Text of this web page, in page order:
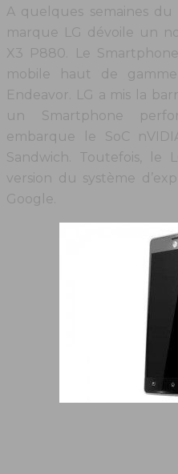
A quelques semaines
marque LG dévoile un
X3 P880. Le
mobile haut de
Endeavor. LG a mis la
un Smartphone
embarque le SoC
Sandwich. Toutefois, le
version du système
Google.